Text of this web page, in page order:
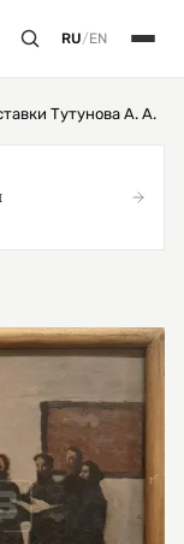
RU/EN
Тутунова А. А.